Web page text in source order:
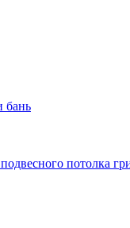
бань
потолка